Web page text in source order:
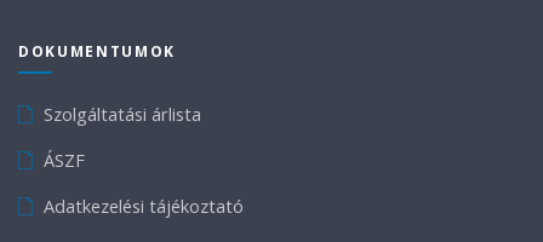
DOKUMENTUMOK
Szolgáltatási árlista
ÁSZF
Adatkezelési tájékoztató